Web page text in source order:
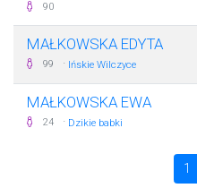
90
MAŁKOWSKA EDYTA
99 · Ińskie Wilczyce
MAŁKOWSKA EWA
24 · Dzikie babki
1